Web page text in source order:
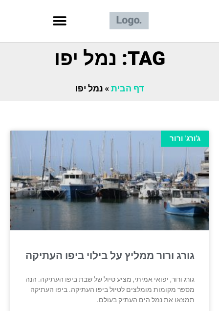
TAG: נמל יפו
דף הבית» נמל יפו
ג'ורג' ורור
גורג ורור ממליץ על בילוי ביפו העתיקה
גורג ורור, יפואי אמיתי, מציע טיול של שבת ביפו העתיקה. הנה
מספר מקומות מומלצים לטיול ביפו העתיקה. ביפו העתיקה
תמצאו את נמל הים העתיק בעולם.